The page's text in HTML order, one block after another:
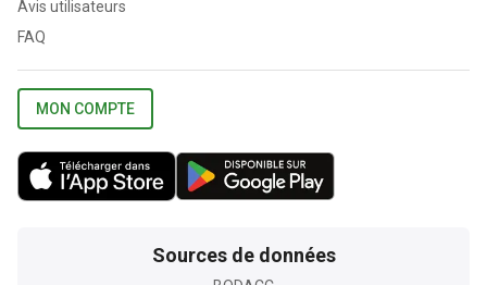
Avis utilisateurs
FAQ
MON COMPTE
Sources de données